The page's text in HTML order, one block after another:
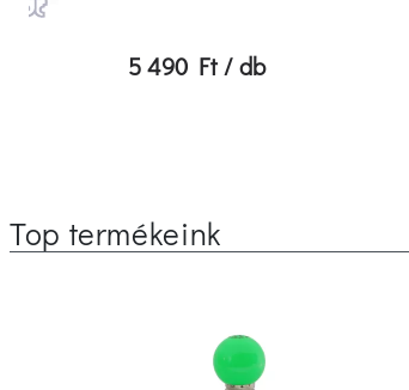
5 490 Ft / db
Top termékeink